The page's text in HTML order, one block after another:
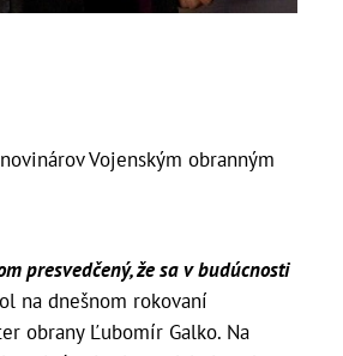
Vojenským obranným
presvedčený, že sa v budúcnosti
na dnešnom rokovaní
obrany Ľubomír Galko. Na